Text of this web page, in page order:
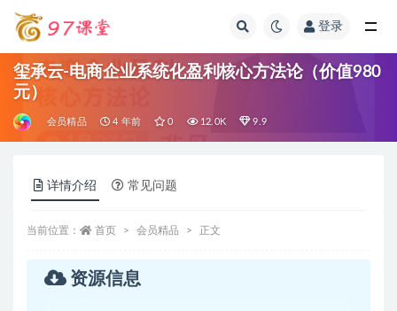
登录
玺承云-电商企业系统化盈利核心方法论（价值980
元）
会员精品 4 年前 0 12.0K 9.9
详情介绍 常见问题
当前位置： 首页 会员精品 正文
资源信息